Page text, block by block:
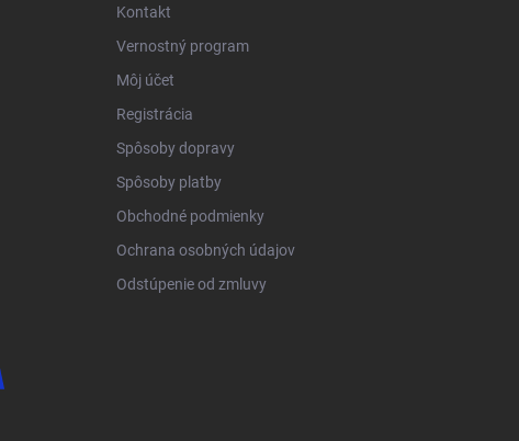
Kontakt
Vernostný program
Môj účet
Registrácia
Spôsoby dopravy
Spôsoby platby
Obchodné podmienky
Ochrana osobných údajov
Odstúpenie od zmluvy